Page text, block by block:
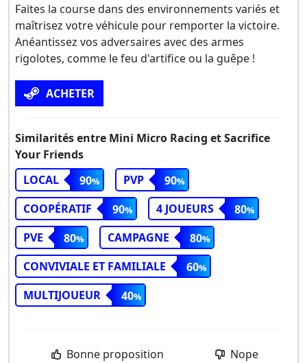
Faites la course dans des environnements variés et
maîtrisez votre véhicule pour remporter la victoire.
Anéantissez vos adversaires avec des armes
rigolotes, comme le feu d'artifice ou la guêpe !
ACHETER
Similarités entre Mini Micro Racing et Sacrifice
Your Friends
LOCAL
90 PVP
90
COOPÉRATIF
90 4 JOUEURS
80
PVE
80 CAMPAGNE
80
CONVIVIALE ET FAMILIALE
60
MULTIJOUEUR
40
Bonne proposition Nope